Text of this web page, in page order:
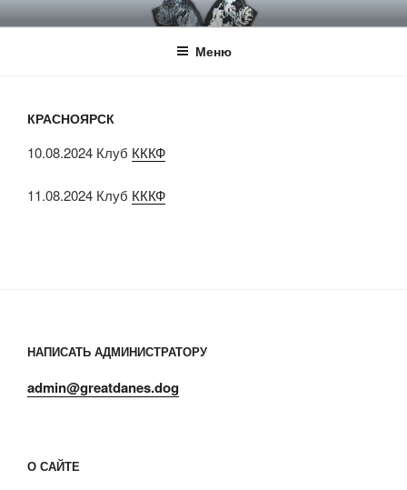
Перейти
к
НКП НЕМЕЦКИЙ ДОГ
Официальный сайт НКП Немецкий Дог
Меню
КРАСНОЯРСК
10.08.2024 Клуб КККФ
11.08.2024 Клуб КККФ
НАПИСАТЬ АДМИНИСТРАТОРУ
admin@greatdanes.dog
О САЙТЕ